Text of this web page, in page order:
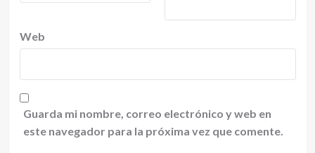
Web
Guarda mi nombre, correo electrónico y web en
este navegador para la próxima vez que comente.